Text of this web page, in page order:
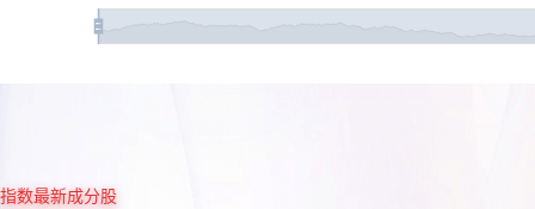
指数最新成分股